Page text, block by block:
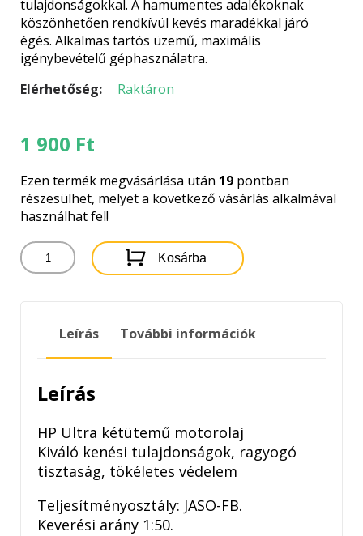
tulajdonságokkal. A hamumentes adalékoknak
köszönhetően rendkívül kevés maradékkal járó
égés. Alkalmas tartós üzemű, maximális
igénybevételű géphasználatra.
Elérhetőség:
Raktáron
1 900 Ft
Ezen termék megvásárlása után 19 pontban
részesülhet, melyet a következő vásárlás alkalmával
használhat fel!
STIHL
HP
100ML
mennyiség
Kosárba
Leírás További információk
Leírás
HP Ultra kétütemű motorolaj
Kiváló kenési tulajdonságok, ragyogó
tisztaság, tökéletes védelem
Teljesítményosztály: JASO-FB.
Keverési arány 1:50.